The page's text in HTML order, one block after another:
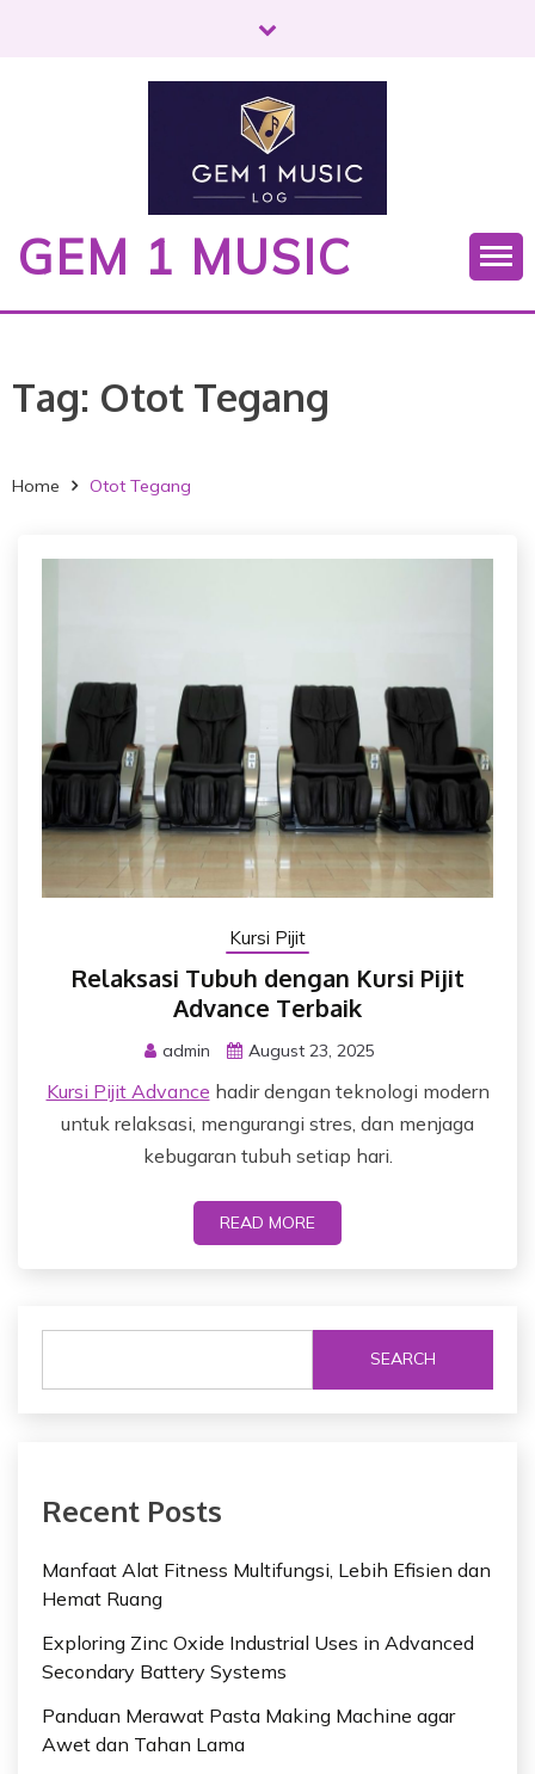
GEM 1 MUSIC
Tag: Otot Tegang
Home Otot Tegang
Kursi Pijit
Relaksasi Tubuh dengan Kursi Pijit
Advance Terbaik
admin August 23, 2025
Kursi Pijit Advance hadir dengan teknologi modern
untuk relaksasi, mengurangi stres, dan menjaga
kebugaran tubuh setiap hari.
READ MORE
SEARCH
Recent Posts
Manfaat Alat Fitness Multifungsi, Lebih Efisien dan
Hemat Ruang
Exploring Zinc Oxide Industrial Uses in Advanced
Secondary Battery Systems
Panduan Merawat Pasta Making Machine agar
Awet dan Tahan Lama